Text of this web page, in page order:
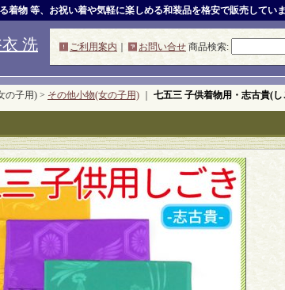
着物 等、お祝い着や気軽に楽しめる和装品を格安で販売してい
洗
ご利用案内 お問い合せ 商品検索:
の子用) > その他小物(女の子用) 七五三 子供着物用・志古貴(